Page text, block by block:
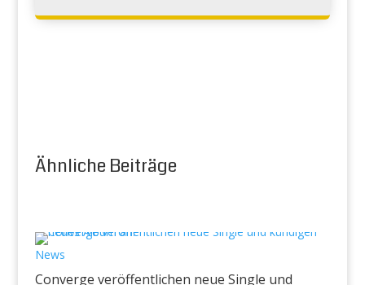
Ähnliche Beiträge
News
Converge veröffentlichen neue Single und